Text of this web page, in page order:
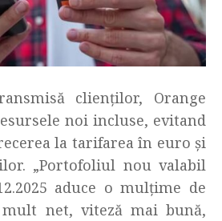
clienţilor, Orange
noi incluse, evitand
la tarifarea în euro şi
„Portofoliul nou valabil
aduce o mulţime de
net, viteză mai bună,